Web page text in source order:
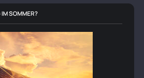
IM SOMMER?